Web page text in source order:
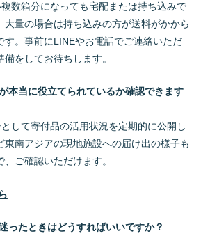
数箱分になっても宅配または持ち込みで
大量の場合は持ち込みの方が送料がかから
す。事前にLINEやお電話でご連絡いただ
をしてお待ちします。
本当に役立てられているか確認できます
して寄付品の活用状況を定期的に公開し
東南アジアの現地施設への届け出の様子も
ご確認いただけます。
ったときはどうすればいいですか？